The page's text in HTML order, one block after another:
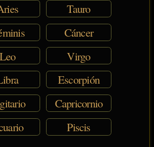
Tauro
Cáncer
Leo
Virgo
Escorpión
Capricornio
Piscis